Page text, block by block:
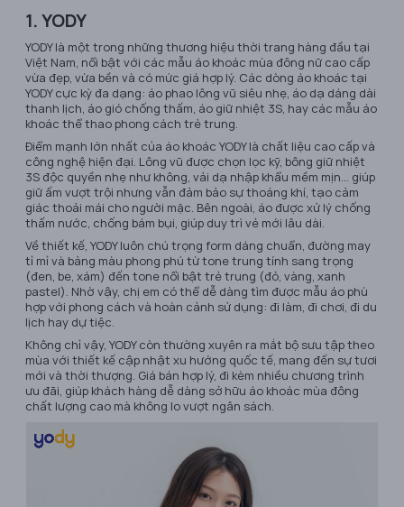
1. YODY
YODY là một trong những thương hiệu thời trang hàng đầu tại
Việt Nam, nổi bật với các mẫu áo khoác mùa đông nữ cao cấp
vừa đẹp, vừa bền và có mức giá hợp lý. Các dòng áo khoác tại
YODY cực kỳ đa dạng: áo phao lông vũ siêu nhẹ, áo dạ dáng dài
thanh lịch, áo gió chống thấm, áo giữ nhiệt 3S, hay các mẫu áo
khoác thể thao phong cách trẻ trung.
Điểm mạnh lớn nhất của áo khoác YODY là chất liệu cao cấp và
công nghệ hiện đại. Lông vũ được chọn lọc kỹ, bông giữ nhiệt
3S độc quyền nhẹ như không, vải dạ nhập khẩu mềm mịn… giúp
giữ ấm vượt trội nhưng vẫn đảm bảo sự thoáng khí, tạo cảm
giác thoải mái cho người mặc. Bên ngoài, áo được xử lý chống
thấm nước, chống bám bụi, giúp duy trì vẻ mới lâu dài.
Về thiết kế, YODY luôn chú trọng form dáng chuẩn, đường may
tỉ mỉ và bảng màu phong phú từ tone trung tính sang trọng
(đen, be, xám) đến tone nổi bật trẻ trung (đỏ, vàng, xanh
pastel). Nhờ vậy, chị em có thể dễ dàng tìm được mẫu áo phù
hợp với phong cách và hoàn cảnh sử dụng: đi làm, đi chơi, đi du
lịch hay dự tiệc.
Không chỉ vậy, YODY còn thường xuyên ra mắt bộ sưu tập theo
mùa với thiết kế cập nhật xu hướng quốc tế, mang đến sự tươi
mới và thời thượng. Giá bán hợp lý, đi kèm nhiều chương trình
ưu đãi, giúp khách hàng dễ dàng sở hữu áo khoác mùa đông
chất lượng cao mà không lo vượt ngân sách.